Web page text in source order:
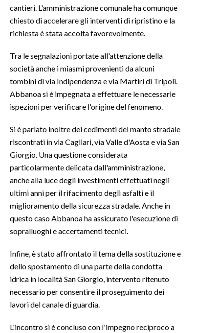
cantieri. L'amministrazione comunale ha comunque
chiesto di accelerare gli interventi di ripristino e la
richiesta è stata accolta favorevolmente.
Tra le segnalazioni portate all'attenzione della
società anche i miasmi provenienti da alcuni
tombini di via Indipendenza e via Martiri di Tripoli.
Abbanoa si è impegnata a effettuare le necessarie
ispezioni per verificare l'origine del fenomeno.
Si è parlato inoltre dei cedimenti del manto stradale
riscontrati in via Cagliari, via Valle d'Aosta e via San
Giorgio. Una questione considerata
particolarmente delicata dall'amministrazione,
anche alla luce degli investimenti effettuati negli
ultimi anni per il rifacimento degli asfalti e il
miglioramento della sicurezza stradale. Anche in
questo caso Abbanoa ha assicurato l'esecuzione di
sopralluoghi e accertamenti tecnici.
Infine, è stato affrontato il tema della sostituzione e
dello spostamento di una parte della condotta
idrica in località San Giorgio, intervento ritenuto
necessario per consentire il proseguimento dei
lavori del canale di guardia.
L'incontro si è concluso con l'impegno reciproco a